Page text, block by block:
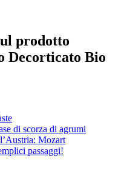
prodotto
Decorticato Bio
di scorza di agrumi
Mozart
passaggi!